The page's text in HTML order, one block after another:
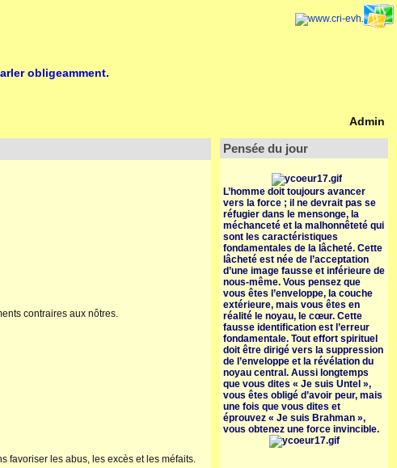
obligeamment.
Admin
contraires aux nôtres.
favoriser les abus, les excès et les méfaits.
Pensée du jour
L’homme doit toujours avancer
vers la force ; il ne devrait pas se
réfugier dans le mensonge, la
méchanceté et la malhonnêteté qui
sont les caractéristiques
fondamentales de la lâcheté. Cette
lâcheté est née de l’acceptation
d’une image fausse et inférieure de
nous-même. Vous pensez que
vous êtes l’enveloppe, la couche
extérieure, mais vous êtes en
réalité le noyau, le cœur. Cette
fausse identification est l’erreur
fondamentale. Tout effort spirituel
doit être dirigé vers la suppression
de l’enveloppe et la révélation du
noyau central. Aussi longtemps
que vous dites « Je suis Untel »,
vous êtes obligé d’avoir peur, mais
une fois que vous dites et
éprouvez « Je suis Brahman »,
vous obtenez une force invincible.